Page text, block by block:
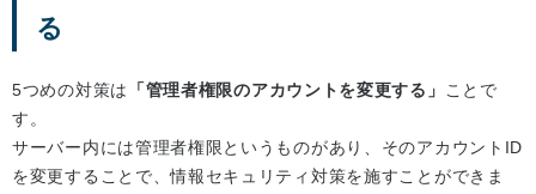
る
5つめの対策は 「管理者権限のアカウントを変更する」
ことで
す。
サーバー内には管理者権限というものがあり、そのアカウントID
を変更することで、情報セキュリティ対策を施すことができま